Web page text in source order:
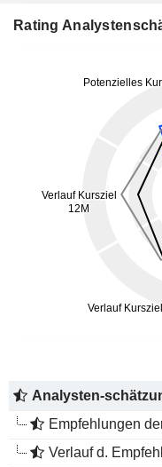
Rating
Analysten-
Empfehlungen der
Verlauf d.